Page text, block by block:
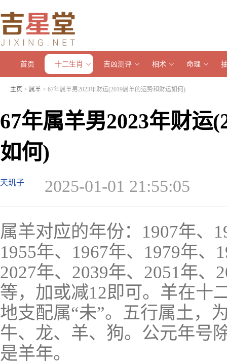
首页 十二生肖 吉凶测评 相术 命理
主页 > 属羊 > 67年属羊男2023年财运(2019属羊的运势和财运如何)
67年属羊男2023年财运
如何)
天玑子 2025-01-01 21:55:05
属羊对应的年份：1907年、
1955年、1967年、1979年、
2027年、2039年、2051年、
等，加或减12即可。羊在十
地支配属“未”。五行属土，
牛、龙、羊、狗。公元年号
是羊年。